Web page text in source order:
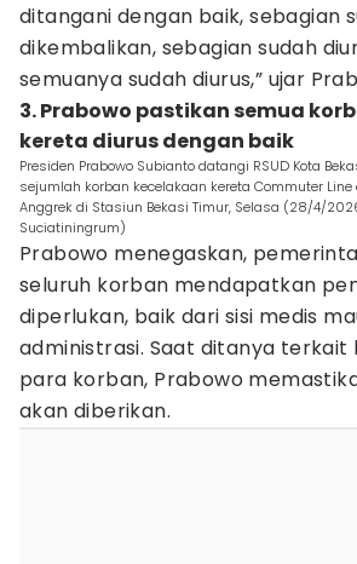
ditangani dengan baik, sebagian
dikembalikan, sebagian sudah
semuanya sudah diurus,” ujar
3. Prabowo pastikan semua
kereta diurus dengan baik
Presiden Prabowo Subianto datangi RSUD Kota
sejumlah korban kecelakaan kereta Commuter Line
Anggrek di Stasiun Bekasi Timur, Selasa (28/4/
Suciatiningrum)
Prabowo menegaskan,
seluruh korban mendapatkan
diperlukan, baik dari sisi medis
administrasi. Saat ditanya terkait
para korban, Prabowo
akan diberikan.